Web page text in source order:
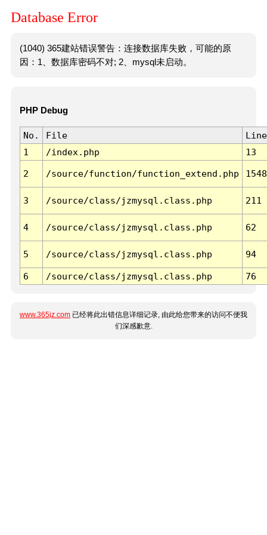
Database Error
(1040) 365建站错误警告：连接数据库失败，可能的原
因：1、数据库密码不对; 2、mysql未启动。
PHP Debug
No. File
Line
1
/index.php 13
2 /source/function/function_extend.php 1548
3 /source/class/jzmysql.class.php 211
4 /source/class/jzmysql.class.php 62
5 /source/class/jzmysql.class.php 94
6 /source/class/jzmysql.class.php 76
www.365jz.com 已经将此出错信息详细记录, 由此给您带来的访问不便我
们深感歉意.